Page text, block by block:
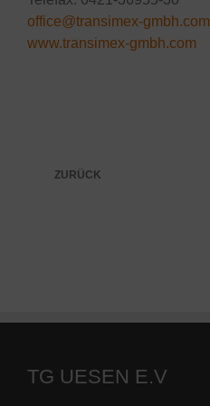
office@transimex-gmbh.com
www.transimex-gmbh.com
ZURÜCK
TG UESEN E.V